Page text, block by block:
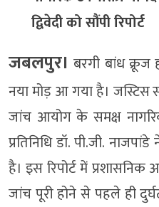
द्विवेदी को सौंपी रिपोर्ट
जबलपुर। बरगी बांध
नया मोड़ आ गया है।
जांच आयोग के समक्ष
प्रतिनिधि डॉ. पी.जी.
है। इस रिपोर्ट में प्रशासनिक
जांच पूरी होने से पहले ही